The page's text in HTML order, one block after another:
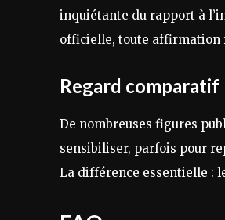
inquiétante du rapport à
officielle, toute affirmation
Regard comparatif
De nombreuses figures
sensibiliser, parfois pour
La différence essentielle :